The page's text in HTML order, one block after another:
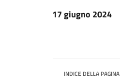
17 giugno 2024
INDICE DELLA PAGINA